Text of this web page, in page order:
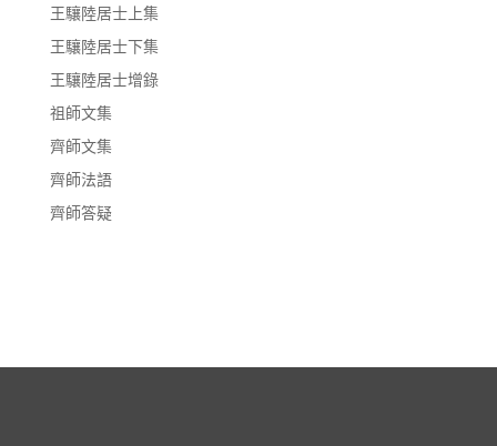
王驤陸居士上集
王驤陸居士下集
王驤陸居士增錄
祖師文集
齊師文集
齊師法語
齊師答疑